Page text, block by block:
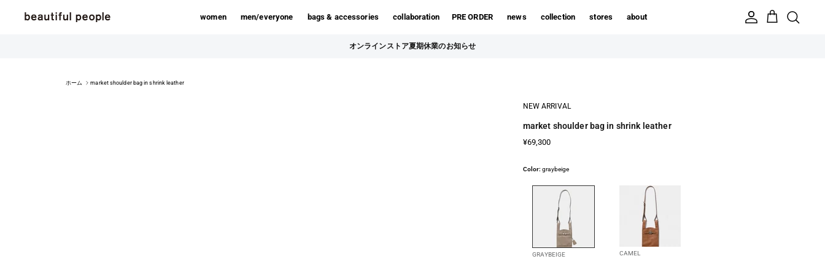
women men/everyone bags & accessories collaboration PRE ORDER news collection stores about
オンラインストア夏期休業のお知らせ
ホーム market shoulder bag in shrink leather
NEW ARRIVAL
market shoulder bag in shrink leather
¥69,300
Color:graybeige
GRAYBEIGE CAMEL